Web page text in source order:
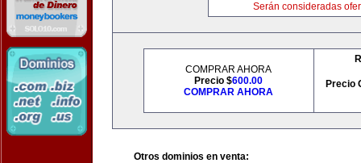
Serán consideradas
COMPRAR AHORA
Precio $600.00
COMPRAR AHORA
Precio
Otros dominios en venta: